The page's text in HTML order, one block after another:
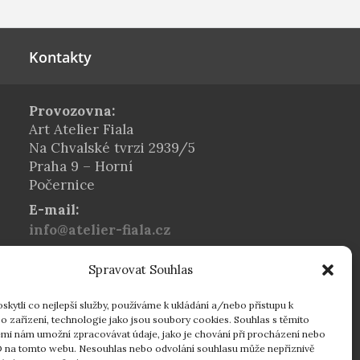
Spravovat Souhlas
co nejlepší služby, používáme k ukládání a/nebo přístupu k
zařízení, technologie jako jsou soubory cookies. Souhlas s těmito
nám umožní zpracovávat údaje, jako je chování při procházení nebo
na tomto webu. Nesouhlas nebo odvolání souhlasu může nepříznivě
Kontakty
Provozovna:
Art Atelier Fiala
Na Chvalské tvrzi 2939/5
Praha 9 – Horní
Počernice
E-mail:
info@atelier-fiala.cz
+420 724 560 203
Provozní doba:
Po–Pá 8:00–16:30
16:30–18:00 dle